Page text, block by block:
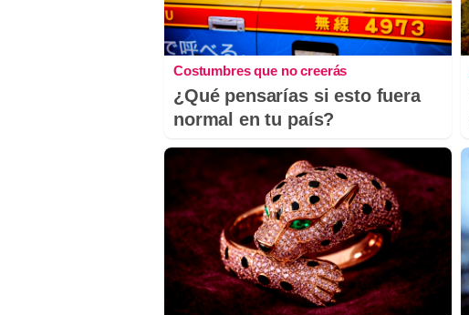
Costumbres que no creerás
¿Qué pensarías si esto fuera
normal en tu país?